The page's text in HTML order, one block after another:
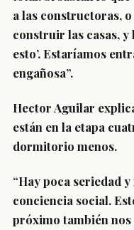
a las constructoras,
construir las casas, y
esto’. Estaríamos
engañosa”.
Hector Aguilar
están en la etapa
dormitorio menos.
“Hay poca seriedad
conciencia social.
próximo también nos